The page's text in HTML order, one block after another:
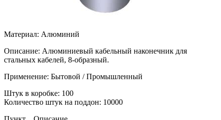
Материал: Алюминий
Описание: Алюминиевый кабельный наконечник для
стальных кабелей, 8-образный.
Применение: Бытовой / Промышленный
Штук в коробке: 100
Количество штук на поддон: 10000